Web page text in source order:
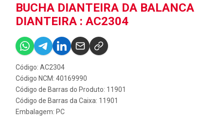
BUCHA DIANTEIRA DA BALANCA
DIANTEIRA : AC2304
Código: AC2304
Código NCM: 40169990
Código de Barras do Produto: 11901
Código de Barras da Caixa: 11901
Embalagem: PC